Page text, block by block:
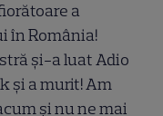
a
în România!
și-a luat Adio
și a murit! Am
și nu ne mai